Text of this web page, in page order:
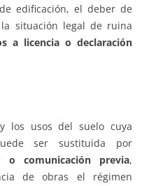
edificación, el deber de
situación legal de ruina
a licencia o declaración
los usos del suelo cuya
ser sustituida por
o comunicación previa,
de obras el régimen